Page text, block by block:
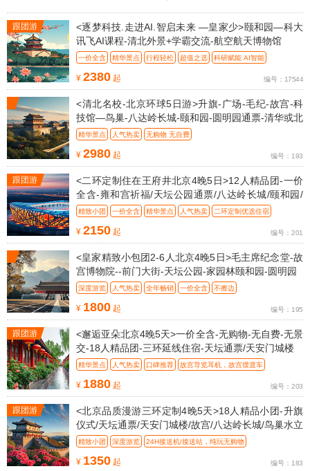
跟团游
<逐梦科技.走进AI.智启未来 —皇家少>颐和园—科大
讯飞AI课程-清北外景+学霸交流-航空航天博物馆
一价全含 精华景点 行程轻松 超值之选 科研赋能 AI智能
¥ 2380 起 编号：17544
<清北名校-北京环球5日游>升旗-广场-毛纪-故宫-科
技馆—鸟巢-八达岭长城-颐和园-圆明园通票-清华或北
大
精华景点 人气热卖 无购物 无自费
¥ 2980 起 编号：193
跟团游
<二环定制住在王府井北京4晚5日>12人精品团-一价
全含-雍和宫祈福/天坛公园通票/八达岭长城/颐和园/
高校拍照留
精致小团 一价全含 精华景点 人气热卖 二环定制优选住宿
¥ 2150 起 编号：201
<皇家精致小包团2-6人北京4晚5日>毛主席纪念堂-故
宫博物院--前门大街-天坛公园-家园林颐和园-圆明园
深度游览 人气热卖 全年畅销 一价全含 不擦边
¥ 1800 起 编号：195
跟团游
<邂逅亚朵北京4晚5天>一价全含-无购物-无自费-无景
交-18人精品团-三环延线住宿-天坛通票/天安门城楼
精华景点 人气热卖 口碑推荐 故宫导览耳机，故宫摆渡车
¥ 1880 起 编号：203
跟团游
<北京品质漫游三环定制4晚5天>18人精品小团-升旗
仪式/天坛通票/天安门城楼/故宫/八达岭长城/鸟巢水立
方外景
精致小团 深度游览 24H接送机/接送站，纯玩无购物
¥ 1350 起 编号：183